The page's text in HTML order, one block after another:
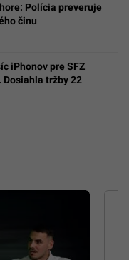
Polícia preveruje
činu
iPhonov pre SFZ
Dosiahla tržby 22